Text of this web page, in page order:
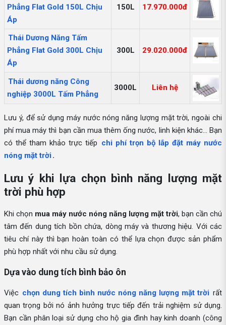
Phẳng Flat Gold 150L Chịu
Áp
150L 17.970.000đ
Thái Dương Năng Tấm
Phẳng Flat Gold 300L Chịu
Áp
300L 29.020.000đ
Thái dương năng Công
nghiệp 3000L Tấm Phẳng
3000L Liên hệ
Lưu ý, để sử dụng máy nước nóng năng lượng mặt trời, ngoài chi
phí mua máy thì bạn cần mua thêm ống nước, linh kiện khác... Bạn
có thể tham khảo trực tiếp chi phí trọn bộ lắp đặt máy nước
nóng mặt trời.
Lưu ý khi lựa chọn bình năng lượng mặt
trời phù hợp
Khi chọn mua máy nước nóng năng lượng mặt trời, bạn cần chú
tâm đến dung tích bồn chứa, dòng máy và thương hiệu. Với các
tiêu chí này thì bạn hoàn toàn có thể lựa chọn được sản phẩm
phù hợp nhất với nhu cầu sử dụng.
Dựa vào dung tích bình bảo ôn
Việc chọn dung tích bình nước nóng năng lượng mặt trời rất
quan trọng bởi nó ảnh hưởng trực tiếp đến trải nghiệm sử dụng.
Bạn cần phân loại sử dụng cho hộ gia đình hay kinh doanh (công